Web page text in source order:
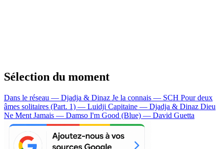
Sélection du moment
Dans le réseau — Djadja & Dinaz Je la connais — SCH Pour deux
âmes solitaires (Part. 1) — Luidji Capitaine — Djadja & Dinaz Dieu
Ne Ment Jamais — Damso I'm Good (Blue) — David Guetta